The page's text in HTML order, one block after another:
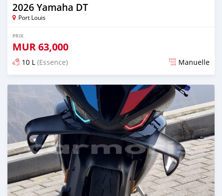
2026 Yamaha DT
Port Louis
PRIX
MUR63,000
10 L (Essence) Manuelle
Publié il y a 2 mois